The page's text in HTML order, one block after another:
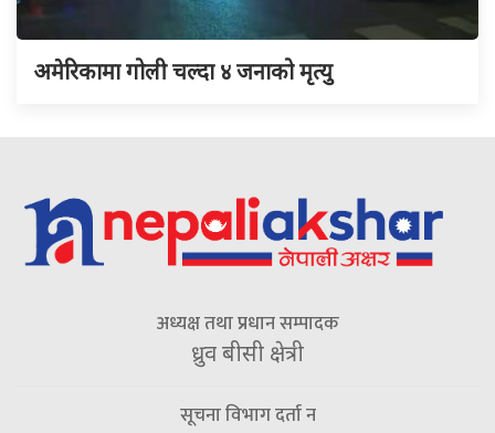
अमेरिकामा गोली चल्दा ४ जनाको मृत्यु
अध्यक्ष तथा प्रधान सम्पादक
ध्रुव बीसी क्षेत्री
सूचना विभाग दर्ता न